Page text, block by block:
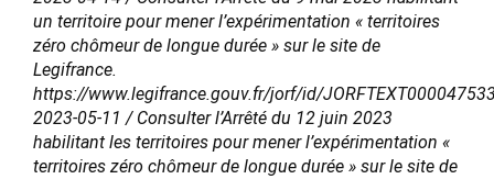
un territoire pour mener l’expérimentation « territoires
zéro chômeur de longue durée » sur le site de
Legifrance.
https://www.legifrance.gouv.fr/jorf/id/
2023-05-11 / Consulter l’Arrêté du 12 juin 2023
habilitant les territoires pour mener l’expérimentation «
territoires zéro chômeur de longue durée » sur le site de